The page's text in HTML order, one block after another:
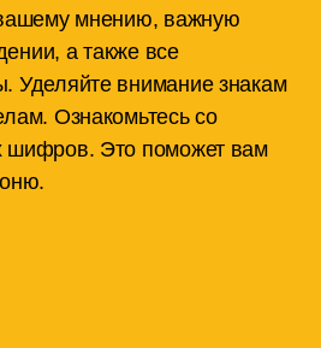
мнению, важную
а также все
Уделяйте внимание знакам
Ознакомьтесь со
шифров. Это поможет вам